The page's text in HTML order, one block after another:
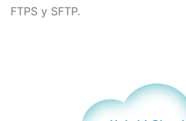
FTPS y SFTP.